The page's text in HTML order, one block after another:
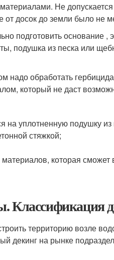
Не
от досок до земли было не
подготовить основание ,
подушка из песка или
надо обработать
который не даст
на уплотненную подушку из
стяжкой;
которая
Классификация
территорию возле
декинг на рынке